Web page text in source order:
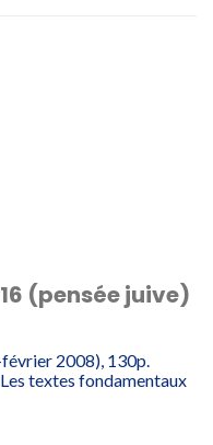
(pensée juive)
2008), 130p.
textes fondamentaux